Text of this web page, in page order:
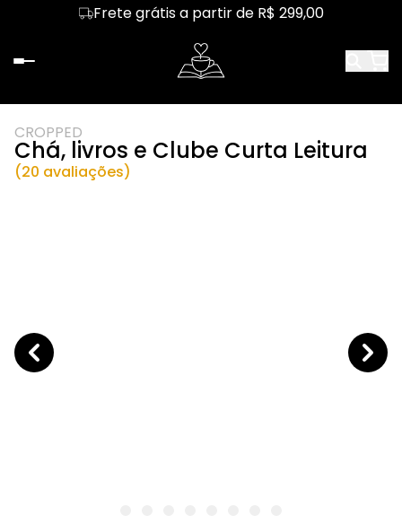
Frete grátis a partir de R$ 299,00
CROPPED
Chá, livros e Clube Curta Leitura
(20 avaliações)